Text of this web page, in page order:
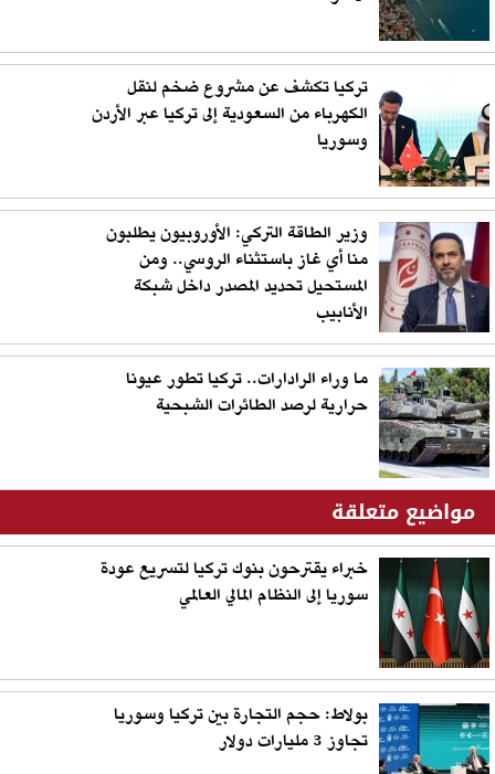
تركيا تكشف عن مشروع ضخم لنقل
الكهرباء من السعودية إلى تركيا عبر الأردن
وسوريا
وزير الطاقة التركي: الأوروبيون يطلبون
منا أي غاز باستثناء الروسي.. ومن
المستحيل تحديد المصدر داخل شبكة
الأنابيب
ما وراء الرادارات.. تركيا تطور عيونا
حرارية لرصد الطائرات الشبحية
مواضيع متعلقة
خبراء يقترحون بنوك تركيا لتسريع عودة
سوريا إلى النظام المالي العالمي
بولاط: حجم التجارة بين تركيا وسوريا
تجاوز 3 مليارات دولار